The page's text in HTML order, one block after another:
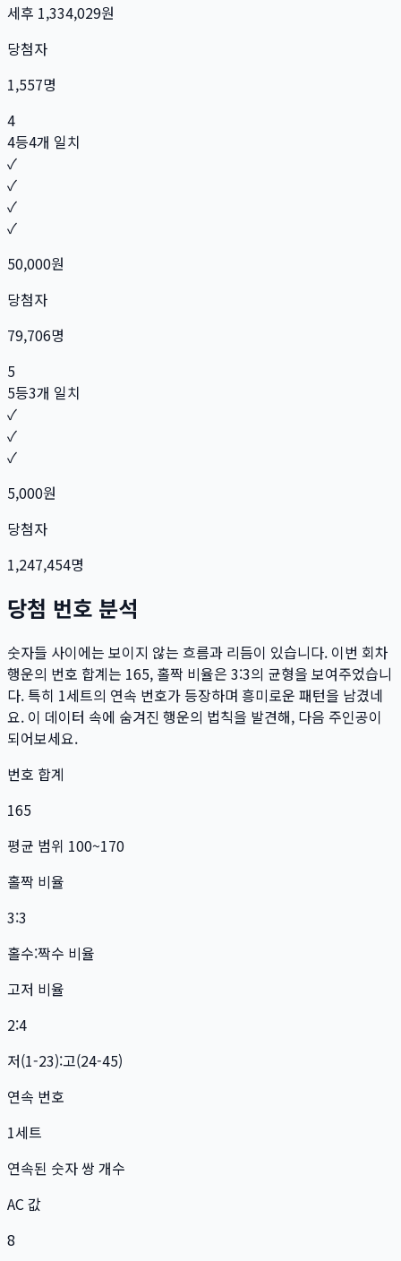
세후 1,334,029원
당첨자
1,557명
4
4등4개 일치
✓
✓
✓
✓
50,000원
당첨자
79,706명
5
5등3개 일치
✓
✓
✓
5,000원
당첨자
1,247,454명
당첨 번호 분석
숫자들 사이에는 보이지 않는 흐름과 리듬이 있습니다. 이번 회차
행운의 번호 합계는 165, 홀짝 비율은 3:3의 균형을 보여주었습니
다. 특히 1세트의 연속 번호가 등장하며 흥미로운 패턴을 남겼네
요. 이 데이터 속에 숨겨진 행운의 법칙을 발견해, 다음 주인공이
되어보세요.
번호 합계
165
평균 범위 100~170
홀짝 비율
3:3
홀수:짝수 비율
고저 비율
2:4
저(1-23):고(24-45)
연속 번호
1세트
연속된 숫자 쌍 개수
AC 값
8